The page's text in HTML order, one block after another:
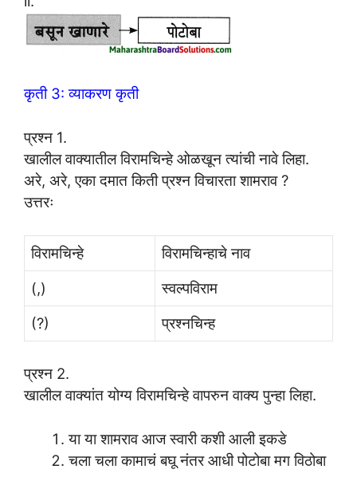
कृती 3: व्याकरण कृती
प्रश्न 1.
खालील वाक्यातील विरामचिन्हे ओळखून त्यांची नावे लिहा.
अरे, अरे, एका दमात किती प्रश्न विचारता शामराव ?
उत्तरः
विरामचिन्हे
विरामचिन्हाचे नाव
(,)
स्वल्पविराम
(?)
प्रश्नचिन्ह
प्रश्न 2.
खालील वाक्यांत योग्य विरामचिन्हे वापरुन वाक्य पुन्हा लिहा.
या या शामराव आज स्वारी कशी आली इकडे
चला चला कामाचं बघू नंतर आधी पोटोबा मग विठोबा